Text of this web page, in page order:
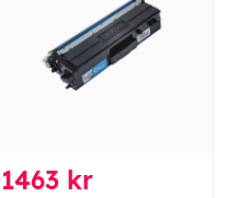
1463 kr